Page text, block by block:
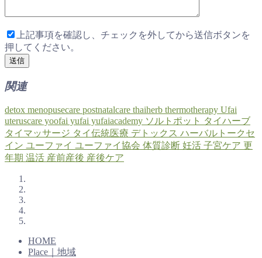
上記事項を確認し、チェックを外してから送信ボタンを
押してください。
関連
detox menopusecare postnatalcare thaiherb thermotherapy Ufai
uteruscare yoofai yufai yufaiacademy ソルトポット タイハーブ
タイマッサージ タイ伝統医療 デトックス ハーバルトークセ
イン ユーファイ ユーファイ協会 体質診断 妊活 子宮ケア 更
年期 温活 産前産後 産後ケア
HOME
Place｜地域